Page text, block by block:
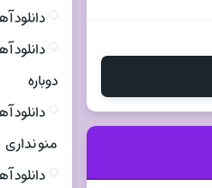
دانلود
دانلود
دوباره
منو نداری
دانلود